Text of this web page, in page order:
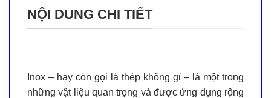
NỘI DUNG CHI TIẾT
Inox – hay còn gọi là thép không gỉ – là một trong
những vật liệu quan trọng và được ứng dụng rộng